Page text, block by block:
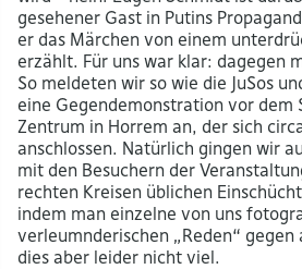
gesehener Gast in Putins
er das Märchen von einem
erzählt. Für uns war klar: dagegen
So meldeten wir so wie die JuSos
eine Gegendemonstration vor dem
Zentrum in Horrem an, der sich
anschlossen. Natürlich gingen wir
mit den Besuchern der
rechten Kreisen üblichen
indem man einzelne von uns
verleumnderischen „Reden“ gegen
dies aber leider nicht viel.